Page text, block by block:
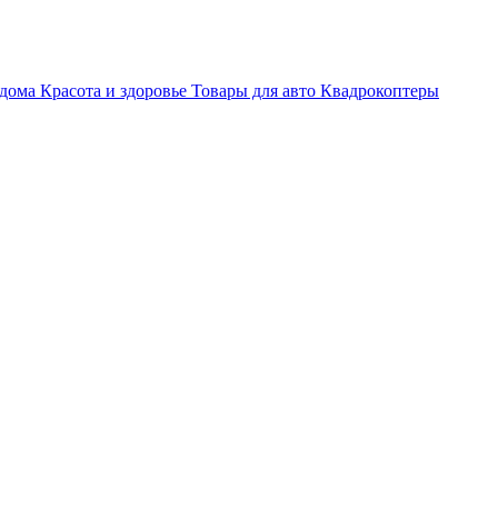
Красота и здоровье Товары для авто Квадрокоптеры